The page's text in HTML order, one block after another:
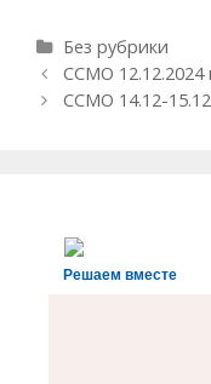
Рубрики
Без рубрики
Навигация
записи
ССМО 12.12.2024
ССМО 14.12-
Решаем вместе